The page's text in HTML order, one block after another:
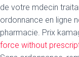
de votre mdecin
ordonnance en ligne
pharmacie. Prix
force without